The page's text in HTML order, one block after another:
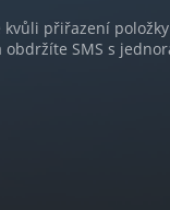
přiřazení
SMS s